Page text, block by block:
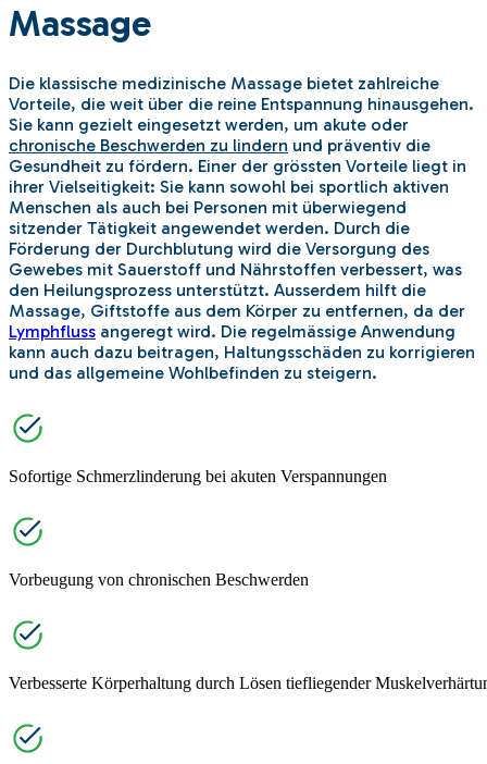
Massage
Die klassische medizinische Massage bietet zahlreiche
Vorteile, die weit über die reine Entspannung hinausgehen.
Sie kann gezielt eingesetzt werden, um akute oder
chronische Beschwerden zu lindern und präventiv die
Gesundheit zu fördern. Einer der grössten Vorteile liegt in
ihrer Vielseitigkeit: Sie kann sowohl bei sportlich aktiven
Menschen als auch bei Personen mit überwiegend
sitzender Tätigkeit angewendet werden. Durch die
Förderung der Durchblutung wird die Versorgung des
Gewebes mit Sauerstoff und Nährstoffen verbessert, was
den Heilungsprozess unterstützt. Ausserdem hilft die
Massage, Giftstoffe aus dem Körper zu entfernen, da der
Lymphfluss angeregt wird. Die regelmässige Anwendung
kann auch dazu beitragen, Haltungsschäden zu korrigieren
und das allgemeine Wohlbefinden zu steigern.
Sofortige Schmerzlinderung bei akuten Verspannungen
Vorbeugung von chronischen Beschwerden
Verbesserte Körperhaltung durch Lösen tiefliegender